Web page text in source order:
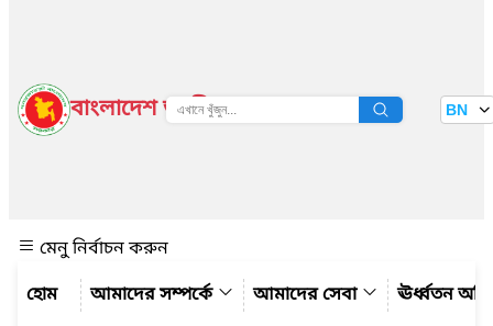
বাংলাদেশ জাতীয় তথ্য বাতায়ন BN
মেনু নির্বাচন করুন
আমাদের সম্পর্কে
আমাদের সেবা ঊর্ধ্বতন